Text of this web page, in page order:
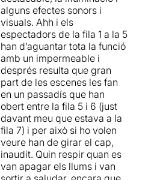
alguns efectes sonors i
visuals. Ahh i els
espectadors de la fila 1 a la 5
han d’aguantar tota la funció
amb un impermeable i
després resulta que gran
part de les escenes les fan
en un passadís que han
obert entre la fila 5 i 6 (just
davant meu que estava a la
fila 7) i per això si ho volen
veure han de girar el cap,
inaudit. Quin respir quan es
van apagar els llums i van